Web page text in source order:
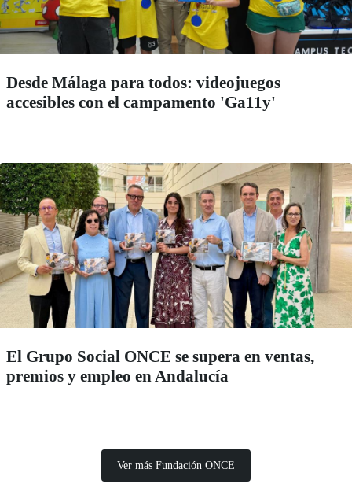
Desde Málaga para todos: videojuegos
accesibles con el campamento 'Ga11y'
El Grupo Social ONCE se supera en ventas,
premios y empleo en Andalucía
Ver más Fundación ONCE